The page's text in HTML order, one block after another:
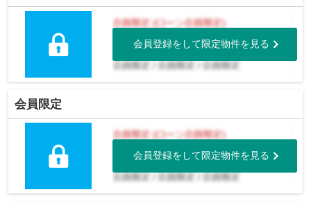
会員登録をして限定物件を見る
会員限定
会員登録をして限定物件を見る